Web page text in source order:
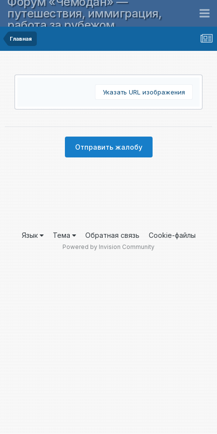
путешествия, иммиграция,
работа за рубежом
Главная
Указать URL изображения
Отправить жалобу
Язык Тема Обратная связь Cookie-файлы
Powered by Invision Community